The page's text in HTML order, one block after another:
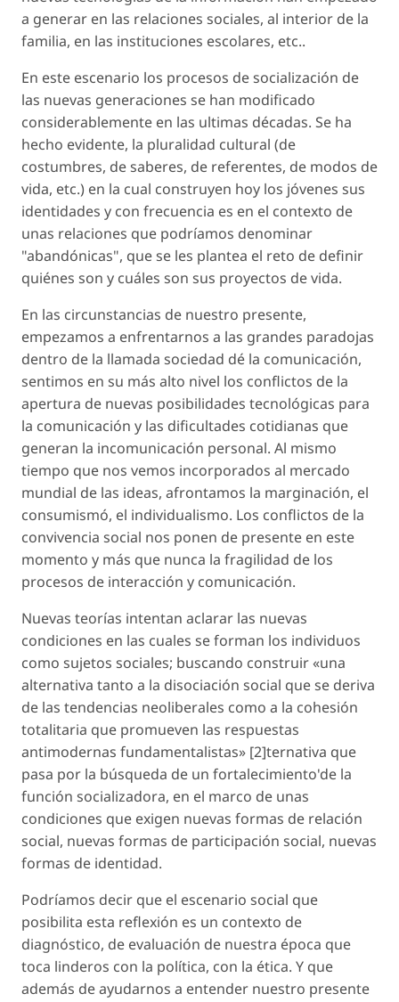
a generar en las relaciones sociales, al interior de la
familia, en las instituciones escolares, etc..
En este escenario los procesos de socialización de
las nuevas generaciones se han modificado
considerablemente en las ultimas décadas. Se ha
hecho evidente, la pluralidad cultural (de
costumbres, de saberes, de referentes, de modos de
vida, etc.) en la cual construyen hoy los jóvenes sus
identidades y con frecuencia es en el contexto de
unas relaciones que podríamos denominar
"abandónicas", que se les plantea el reto de definir
quiénes son y cuáles son sus proyectos de vida.
En las circunstancias de nuestro presente,
empezamos a enfrentarnos a las grandes paradojas
dentro de la llamada sociedad dé la comunicación,
sentimos en su más alto nivel los conflictos de la
apertura de nuevas posibilidades tecnológicas para
la comunicación y las dificultades cotidianas que
generan la incomunicación personal. Al mismo
tiempo que nos vemos incorporados al mercado
mundial de las ideas, afrontamos la marginación, el
consumismó, el individualismo. Los conflictos de la
convivencia social nos ponen de presente en este
momento y más que nunca la fragilidad de los
procesos de interacción y comunicación.
Nuevas teorías intentan aclarar las nuevas
condiciones en las cuales se forman los individuos
como sujetos sociales; buscando construir «una
alternativa tanto a la disociación social que se deriva
de las tendencias neoliberales como a la cohesión
totalitaria que promueven las respuestas
antimodernas fundamentalistas» [2]ternativa que
pasa por la búsqueda de un fortalecimiento'de la
función socializadora, en el marco de unas
condiciones que exigen nuevas formas de relación
social, nuevas formas de participación social, nuevas
formas de identidad.
Podríamos decir que el escenario social que
posibilita esta reflexión es un contexto de
diagnóstico, de evaluación de nuestra época que
toca linderos con la política, con la ética. Y que
además de ayudarnos a entender nuestro presente